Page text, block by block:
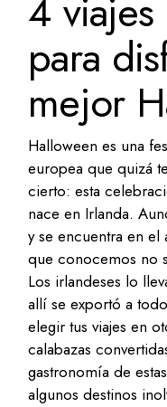
4
para
mejor
Halloween es una
europea que quizá
cierto: esta
nace en Irlanda.
y se encuentra en
que conocemos no
Los irlandeses lo
allí se exportó a
elegir tus viajes en
calabazas
gastronomía de
algunos destinos